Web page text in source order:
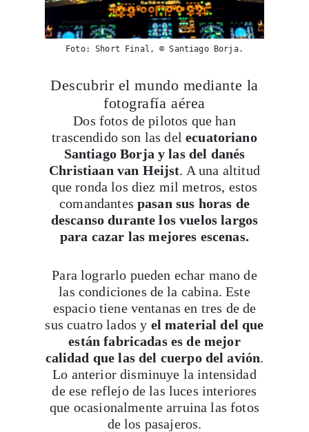
Foto: Short Final, © Santiago Borja.
Descubrir el mundo mediante la
fotografía aérea
Dos fotos de pilotos que han
trascendido son las delecuatoriano
Santiago Borja y las del danés
Christiaan van Heijst. A una altitud
que ronda los diez mil metros, estos
comandantespasan sus horas de
descanso durante los vuelos largos
para cazar las mejores escenas.
Para lograrlo pueden echar mano de
las condiciones de la cabina. Este
espacio tiene ventanas en tres de de
sus cuatro lados y el material del que
están fabricadas es de mejor
calidad que las del cuerpo del avión.
Lo anterior disminuye la intensidad
de ese reflejo de las luces interiores
que ocasionalmente arruina las fotos
de los pasajeros.